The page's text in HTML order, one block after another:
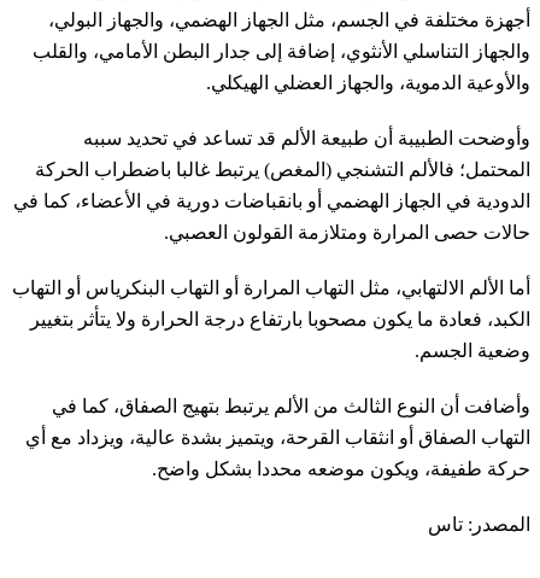
أجهزة مختلفة في الجسم، مثل الجهاز الهضمي، والجهاز البولي،
والجهاز التناسلي الأنثوي، إضافة إلى جدار البطن الأمامي، والقلب
والأوعية الدموية، والجهاز العضلي الهيكلي.
وأوضحت الطبيبة أن طبيعة الألم قد تساعد في تحديد سببه
المحتمل؛ فالألم التشنجي (المغص) يرتبط غالبا باضطراب الحركة
الدودية في الجهاز الهضمي أو بانقباضات دورية في الأعضاء، كما في
حالات حصى المرارة ومتلازمة القولون العصبي.
أما الألم الالتهابي، مثل التهاب المرارة أو التهاب البنكرياس أو التهاب
الكبد، فعادة ما يكون مصحوبا بارتفاع درجة الحرارة ولا يتأثر بتغيير
وضعية الجسم.
وأضافت أن النوع الثالث من الألم يرتبط بتهيج الصفاق، كما في
التهاب الصفاق أو انثقاب القرحة، ويتميز بشدة عالية، ويزداد مع أي
حركة طفيفة، ويكون موضعه محددا بشكل واضح.
المصدر: تاس